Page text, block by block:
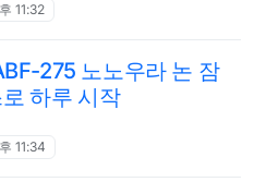
11:32
275 노노우라 논 잠
하루 시작
11:34